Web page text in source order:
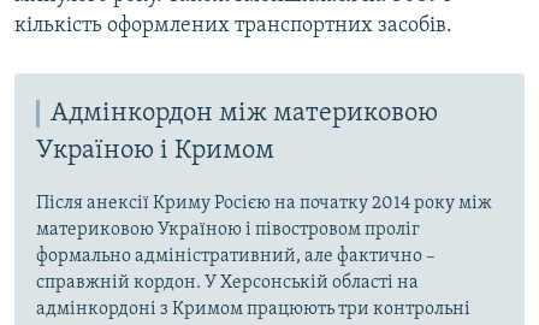
кількість оформлених транспортних засобів.
Адмінкордон між материковою
Україною і Кримом
Після анексії Криму Росією на початку 2014 року між
материковою Україною і півостровом проліг
формально адміністративний, але фактично –
справжній кордон. У Херсонській області на
адмінкордоні з Кримом працюють три контрольні